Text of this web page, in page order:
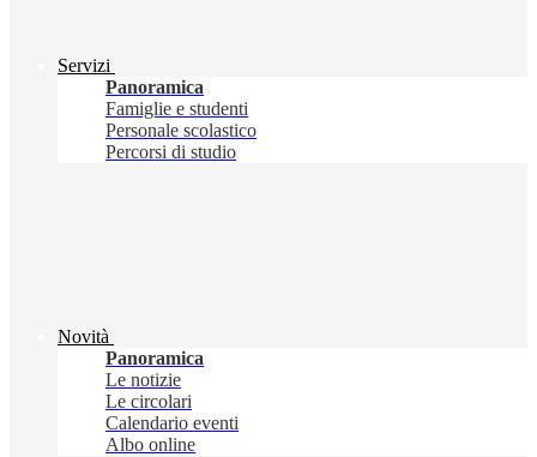
Servizi
Panoramica
Famiglie e studenti
Personale scolastico
Percorsi di studio
Novità
Panoramica
Le notizie
Le circolari
Calendario eventi
Albo online